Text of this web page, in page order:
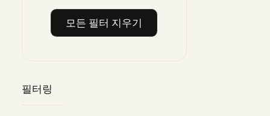
필터링
모든 필터 지우기
모든 필터 지우기